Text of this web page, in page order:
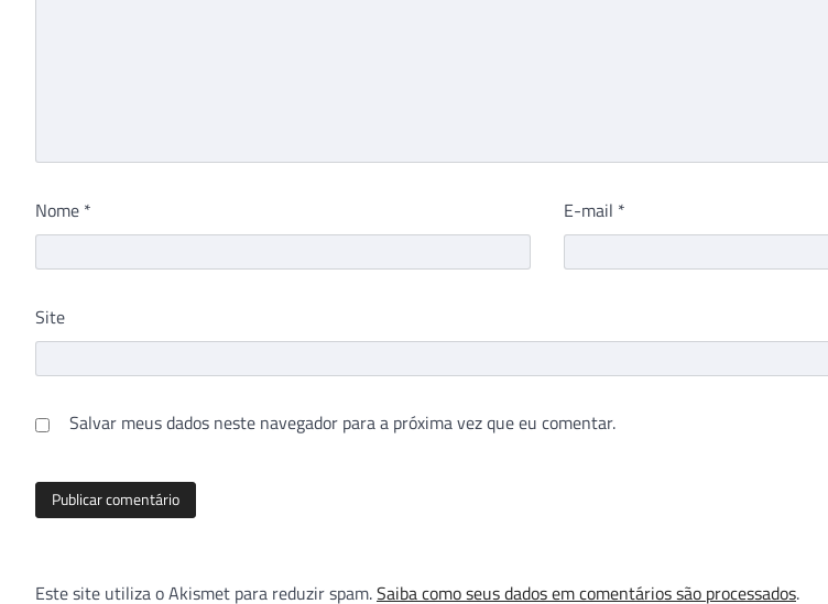
Nome * E-mail *
Site
Salvar meus dados neste navegador para a próxima vez que eu comentar.
Este site utiliza o Akismet para reduzir spam.Saiba como seus dados em comentários são processados.